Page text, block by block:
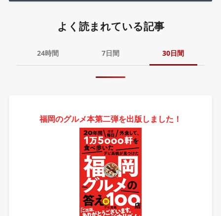
よく読まれている記事
24時間 7日間 30日間
福岡のグルメ本第二弾を出版しました！